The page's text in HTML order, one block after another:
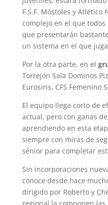
F.S.F. Móstoles y
complejo en el que
que presentarán
un sistema en el que
Por la otra parte, en el
Torrejón Sala Dominos
Eurosiris, CFS Femenino
El equipo llega corto de
actual, pero con ganas
aprendiendo en esta
siempre con miras de
sénior para completar
Sin incorporaciones
conoce desde hace
dirigido por Roberto y